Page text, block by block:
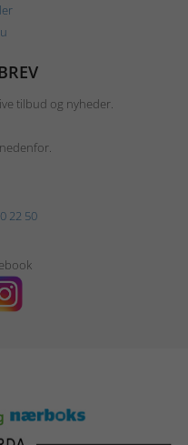
tilbud og nyheder.
22 50